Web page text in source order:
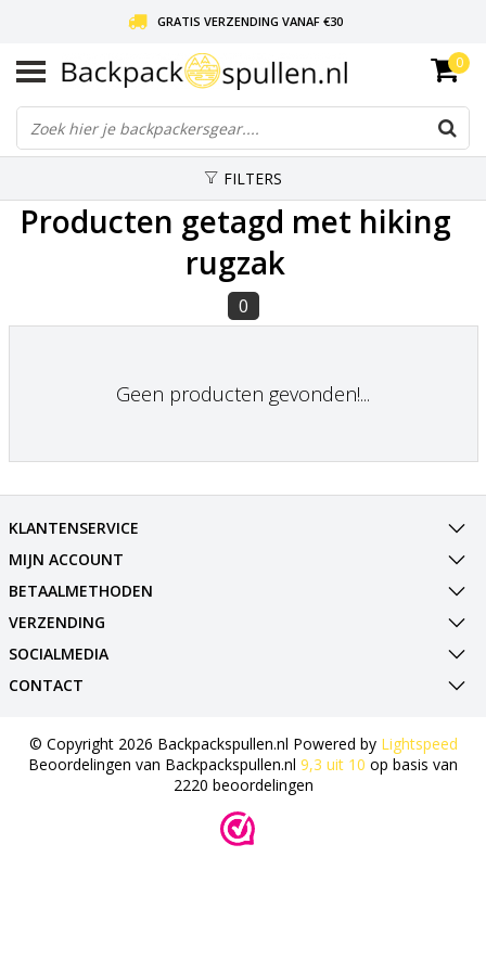
GRATIS VERZENDING VANAF €30
LIEFDE VOOR BACKPACKEN!
30 DAGEN GRATIS RETOUR
0
FILTERS
Producten getagd met hiking
rugzak
0
Geen producten gevonden!...
KLANTENSERVICE
MIJN ACCOUNT
BETAALMETHODEN
VERZENDING
SOCIALMEDIA
CONTACT
© Copyright 2026 Backpackspullen.nl Powered by Lightspeed
Beoordelingen van Backpackspullen.nl 9,3 uit 10 op basis van
2220 beoordelingen